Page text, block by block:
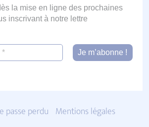
la mise en ligne des prochaines
inscrivant à notre lettre
passe perdu Mentions légales